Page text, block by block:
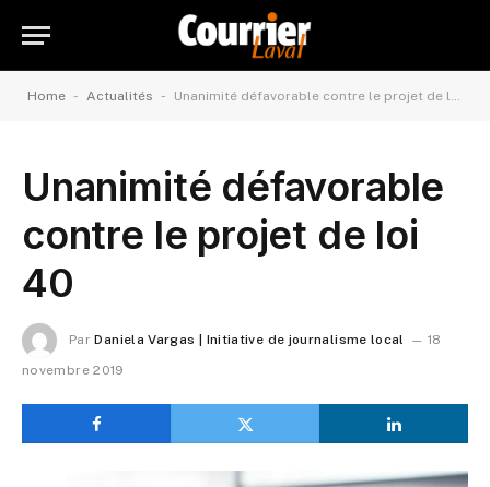
Home - Actualités - Unanimité défavorable contre le projet de loi 40
Unanimité défavorable
contre le projet de loi
40
Par Daniela Vargas | Initiative de journalisme local
18
novembre 2019